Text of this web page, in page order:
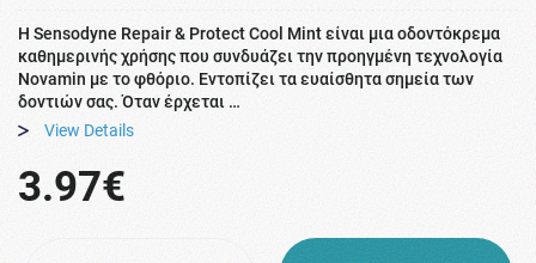
H Sensodyne Repair & Protect Cool Mint είναι μια οδοντόκρεμα
καθημερινής χρήσης που συνδυάζει την προηγμένη τεχνολογία
Novamin με το φθόριο. Εντοπίζει τα ευαίσθητα σημεία των
δοντιών σας. Όταν έρχεται …
View Details
3.97€